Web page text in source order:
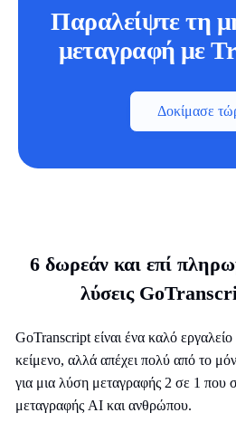
Παραλείψτε τη
μεταγραφή με
Δοκίμασε
6 δωρεάν και επί
λύσεις
GoTranscript είναι ένα καλό εργαλείο
κείμενο, αλλά απέχει πολύ από το
για μια λύση μεταγραφής 2 σε 1 που
μεταγραφής AI και ανθρώπου.